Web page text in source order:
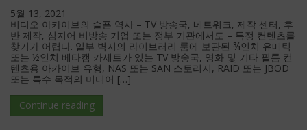
5월 13, 2021
비디오 아카이브의 슬픈 역사 – TV 방송국, 네트워크, 제작 센터, 후
반 제작, 심지어 비방송 기업 또는 정부 기관에서도 – 특정 컨텐츠를
찾기가 어렵다. 일부 벽지의 라이브러리 룸에 보관된 ¾인치 유매틱
또는 ½인치 베타캠 카세트가 있는 TV 방송국, 영화 및 기타 필름 컨
텐츠용 아카이브 유형, NAS 또는 SAN 스토리지, RAID 또는 JBOD
또는 특수 목적의 미디어 […]
Continue reading